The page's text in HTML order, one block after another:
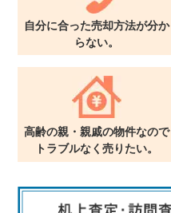
自分に合った売却方法が分か
らない。
高齢の親・親戚の物件なので
トラブルなく売りたい。